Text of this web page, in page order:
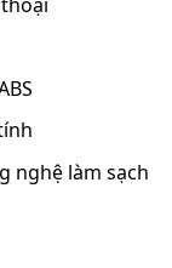
nghệ làm sạch